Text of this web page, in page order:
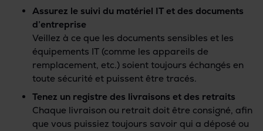
Assurez le suivi du matériel IT et des documents
d’entreprise
Veillez à ce que les documents sensibles et les
équipements IT (comme les appareils de
remplacement, etc.) soient toujours échangés en
toute sécurité et puissent être tracés.
Tenez un registre des livraisons et des retraits
Chaque livraison ou retrait doit être consigné, afin
que vous puissiez toujours savoir qui a déposé ou